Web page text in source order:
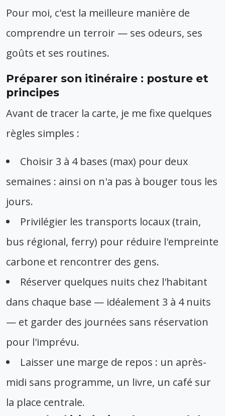
Pour moi, c'est la meilleure manière de
comprendre un terroir — ses odeurs, ses
goûts et ses routines.
Préparer son itinéraire : posture et
principes
Avant de tracer la carte, je me fixe quelques
règles simples :
Choisir 3 à 4 bases (max) pour deux
semaines : ainsi on n'a pas à bouger tous les
jours.
Privilégier les transports locaux (train,
bus régional, ferry) pour réduire l'empreinte
carbone et rencontrer des gens.
Réserver quelques nuits chez l'habitant
dans chaque base — idéalement 3 à 4 nuits
— et garder des journées sans réservation
pour l'imprévu.
Laisser une marge de repos : un après-
midi sans programme, un livre, un café sur
la place centrale.